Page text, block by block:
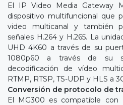
El IP Video Media Gateway
dispositivo multifuncional que
video multicanal y también
señales H.264 y H.265. La
UHD 4K60 a través de su
1080p60 a través de su
decodificación de vídeo
RTMP, RTSP, TS-UDP y HLS a
Conversión de protocolo de
El MG300 es compatible con